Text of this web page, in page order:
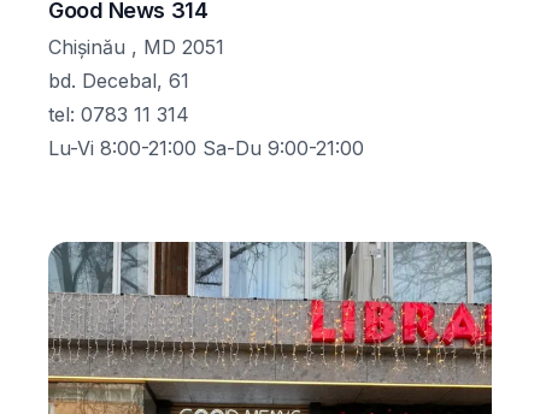
Good News 314
Chișinău , MD 2051
bd. Decebal, 61
tel: 0783 11 314
Lu-Vi 8:00-21:00 Sa-Du 9:00-21:00